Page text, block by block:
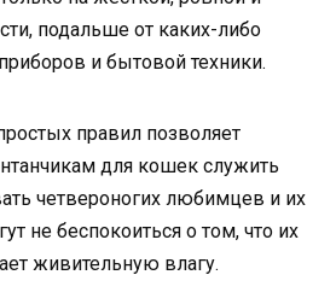
подальше от каких-либо
и бытовой техники.
правил позволяет
для кошек служить
четвероногих любимцев и их
не беспокоиться о том, что их
живительную влагу.